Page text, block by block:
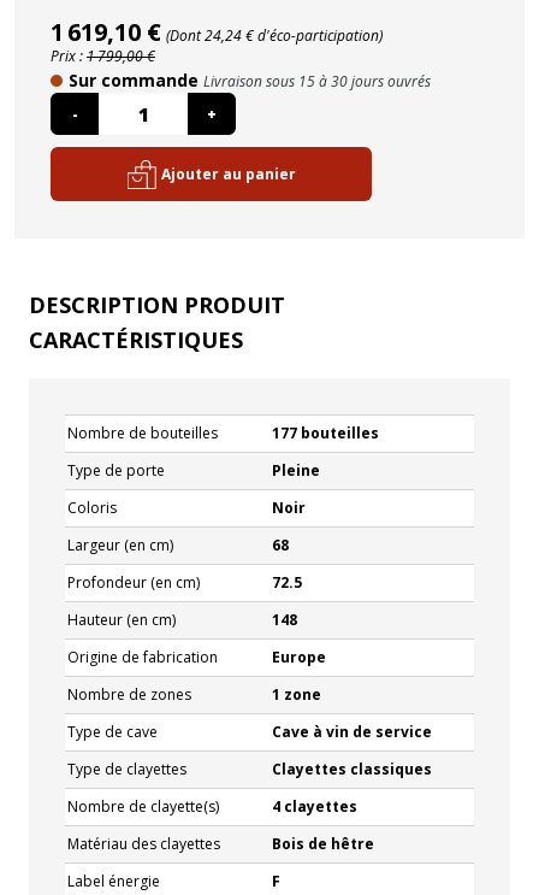
1 619,10 € (Dont 24,24 € d'éco-participation)
Prix :1 799,00 €
Sur commande Livraison sous 15 à 30 jours ouvrés
-
+
Ajouter au panier
DESCRIPTION PRODUIT
CARACTÉRISTIQUES
Nombre de bouteilles
177 bouteilles
Type de porte
Pleine
Coloris
Noir
Largeur (en cm)
68
Profondeur (en cm)
72.5
Hauteur (en cm)
148
Origine de fabrication
Europe
Nombre de zones
1 zone
Type de cave
Cave à vin de service
Type de clayettes
Clayettes classiques
Nombre de clayette(s)
4 clayettes
Matériau des clayettes
Bois de hêtre
Label énergie
F